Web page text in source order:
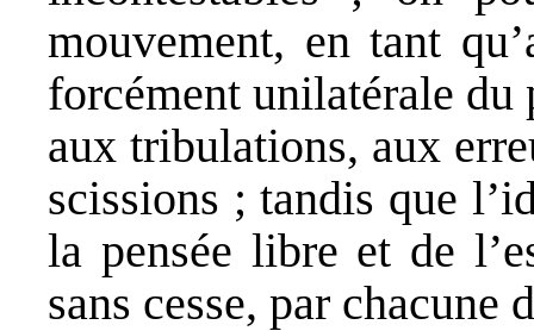
mouvement, en tant
forcément unilatérale du
aux tribulations, aux
scissions ; tandis que
la pensée libre et de
sans cesse, par chacune